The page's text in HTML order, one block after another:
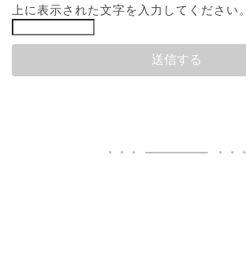
上に表示された文字を入力してください。